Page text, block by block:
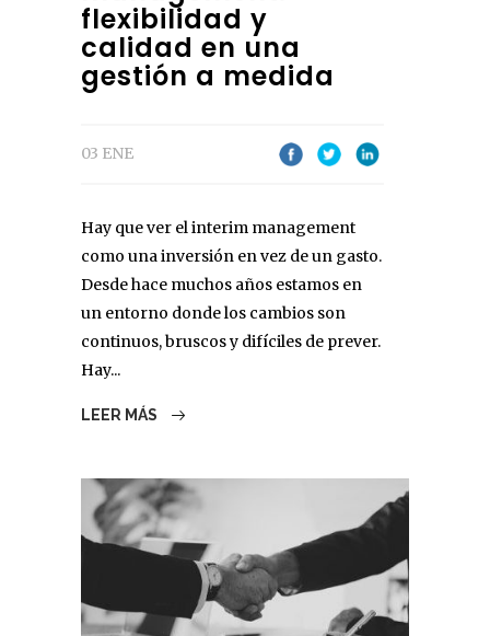
flexibilidad y
calidad en una
gestión a medida
03 ENE
Hay que ver el interim management
como una inversión en vez de un gasto.
Desde hace muchos años estamos en
un entorno donde los cambios son
continuos, bruscos y difíciles de prever.
Hay...
LEER MÁS